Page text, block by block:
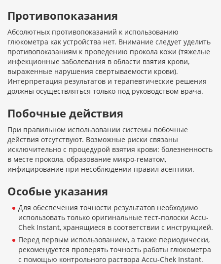
Противопоказания
Абсолютных противопоказаний к использованию
глюкометра как устройства нет. Внимание следует уделить
противопоказаниям к проведению прокола кожи (тяжелые
инфекционные заболевания в области взятия крови,
выраженные нарушения свертываемости крови).
Интерпретация результатов и терапевтические решения
должны осуществляться только под руководством врача.
Побочные действия
При правильном использовании системы побочные
действия отсутствуют. Возможные риски связаны
исключительно с процедурой взятия крови: болезненность
в месте прокола, образование микро-гематом,
инфицирование при несоблюдении правил асептики.
Особые указания
Для обеспечения точности результатов необходимо
использовать только оригинальные тест-полоски Accu-
Chek Instant, хранящиеся в соответствии с инструкцией.
Перед первым использованием, а также периодически,
рекомендуется проверять точность работы глюкометра
с помощью контрольного раствора Accu-Chek Instant.